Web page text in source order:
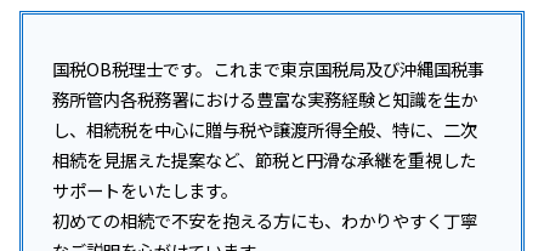
国税OB税理士です。これまで東京国税局及び沖縄国税事
務所管内各税務署における豊富な実務経験と知識を生か
し、相続税を中心に贈与税や譲渡所得全般、特に、二次
相続を見据えた提案など、節税と円滑な承継を重視した
サポートをいたします。
初めての相続で不安を抱える方にも、わかりやすく丁寧